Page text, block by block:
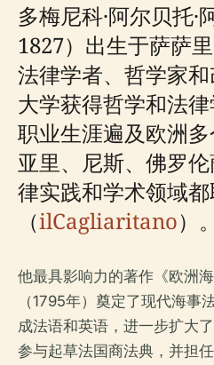
多梅尼科·阿尔贝托·
1827）出生于萨萨
法律学者、哲学家
大学获得哲学和法
职业生涯遍及欧洲
亚里、尼斯、佛罗
律实践和学术领域
（ilCagliaritano）。
他最具影响力的著作《欧洲
（1795年）奠定了现代海事
成法语和英语，进一步扩大
参与起草法国商法典，并担